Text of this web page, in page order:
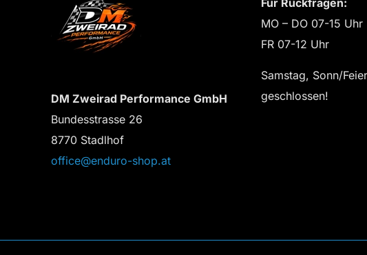
DM Zweirad Performance GmbH
Bundesstrasse 26
8770 Stadlhof
office@enduro-shop.at
MO – DO 07-15 Uhr
FR 07-12 Uhr
Samstag, Sonn/
geschlossen!